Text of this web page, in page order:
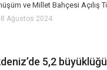
ve Millet Bahçesi Açılış
Ağustos 2024
5,2